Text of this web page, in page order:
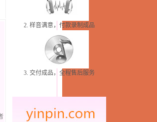
2. 样音满意，付款录制成品
3. 交付成品，全程售后服务